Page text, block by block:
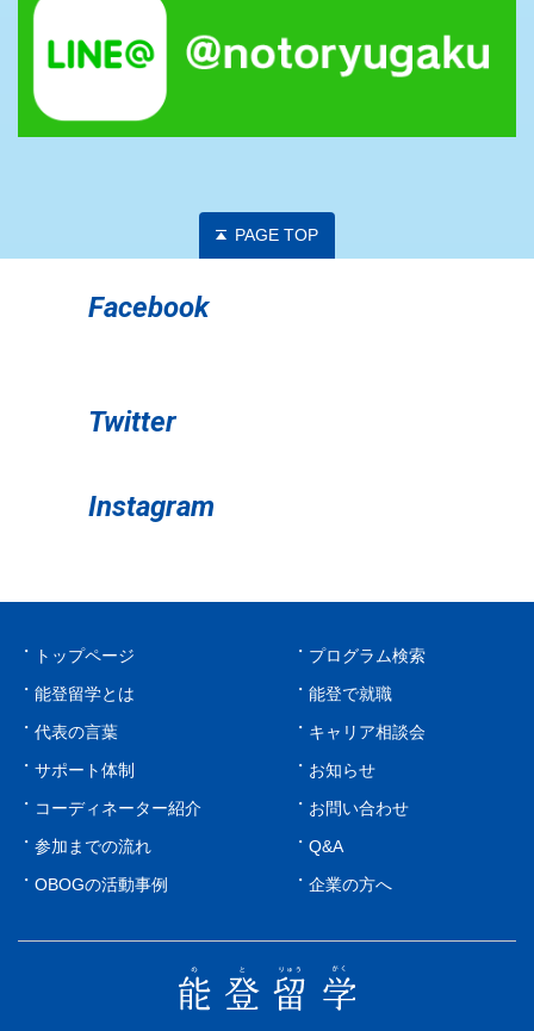
PAGE TOP
Facebook
Twitter
Instagram
トップページ
能登留学とは
代表の言葉
サポート体制
コーディネーター紹介
参加までの流れ
OBOGの活動事例
プログラム検索
能登で就職
キャリア相談会
お知らせ
お問い合わせ
Q&A
企業の方へ